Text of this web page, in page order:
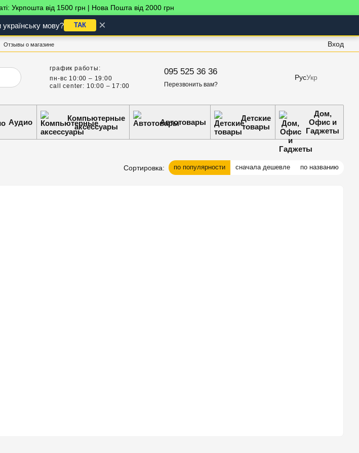
Укрпошта від 1500 грн | Нова Пошта від 2000 грн
мову? ТАК ×
Отзывы о магазине Вход
график работы:
пн-вс 10:00 – 19:00
call center: 10:00 – 17:00
095 525 36 36
Перезвонить вам?
РусУкр
Аудио
Компьютерные
аксессуары
Автотовары
Детские
товары
Дом,
Офис и
Гаджеты
Сортировка: по популярности сначала дешевле по названию